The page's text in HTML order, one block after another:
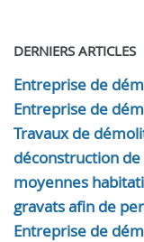
DERNIERS ARTICLES
Entreprise de
Entreprise de
Travaux de
déconstruction
moyennes
gravats afin de
Entreprise de